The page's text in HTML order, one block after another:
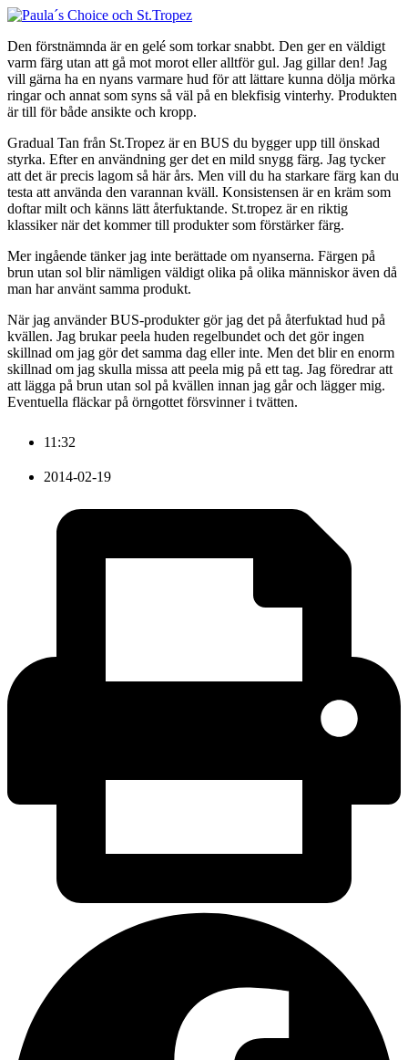
Den förstnämnda är en gelé som torkar snabbt. Den ger en väldigt
varm färg utan att gå mot morot eller alltför gul. Jag gillar den! Jag
vill gärna ha en nyans varmare hud för att lättare kunna dölja mörka
ringar och annat som syns så väl på en blekfisig vinterhy. Produkten
är till för både ansikte och kropp.
Gradual Tan från St.Tropez är en BUS du bygger upp till önskad
styrka. Efter en användning ger det en mild snygg färg. Jag tycker
att det är precis lagom så här års. Men vill du ha starkare färg kan du
testa att använda den varannan kväll. Konsistensen är en kräm som
doftar milt och känns lätt återfuktande. St.tropez är en riktig
klassiker när det kommer till produkter som förstärker färg.
Mer ingående tänker jag inte berättade om nyanserna. Färgen på
brun utan sol blir nämligen väldigt olika på olika människor även då
man har använt samma produkt.
När jag använder BUS-produkter gör jag det på återfuktad hud på
kvällen. Jag brukar peela huden regelbundet och det gör ingen
skillnad om jag gör det samma dag eller inte. Men det blir en enorm
skillnad om jag skulla missa att peela mig på ett tag. Jag föredrar att
att lägga på brun utan sol på kvällen innan jag går och lägger mig.
Eventuella fläckar på örngottet försvinner i tvätten.
11:32
2014-02-19